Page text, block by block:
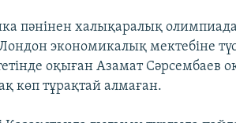
пәнінен халықаралық олимпиада
экономикалық мектебіне
оқыған Азамат Сәрсембаев
көп тұрақтай алмаған.